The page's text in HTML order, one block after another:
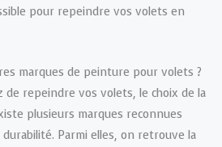
pour repeindre vos volets en
marques de peinture pour volets ?
de repeindre vos volets, le choix de la
plusieurs marques reconnues
Parmi elles, on retrouve la